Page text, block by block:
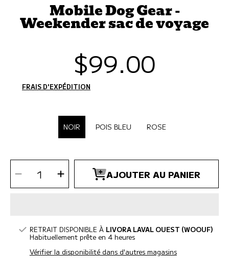
Mobile Dog Gear -
Weekender sac de voyage
Prix
$99.00
FRAIS D'EXPÉDITION
NOIR POIS BLEU ROSE
SÉLECTIONNEZ
LA
QUANTITÉ
Diminuer
la
quantité
pour
sac
de
voyage
Augmenter
la
quantité
pour
sac
de
voyage
AJOUTER AU PANIER
RETRAIT DISPONIBLE À LIVORA LAVAL OUEST (WOOUF)
Habituellement prête en 4 heures
Vérifier la disponibilité dans d'autres magasins